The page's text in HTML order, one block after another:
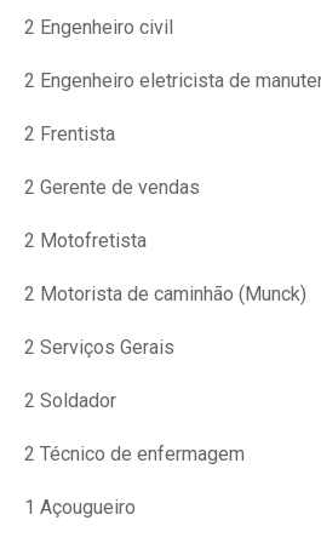
2 Engenheiro civil
2 Engenheiro eletricista de
2 Frentista
2 Gerente de vendas
2 Motofretista
2 Motorista de caminhão (Munck)
2 Serviços Gerais
2 Soldador
2 Técnico de enfermagem
1 Açougueiro